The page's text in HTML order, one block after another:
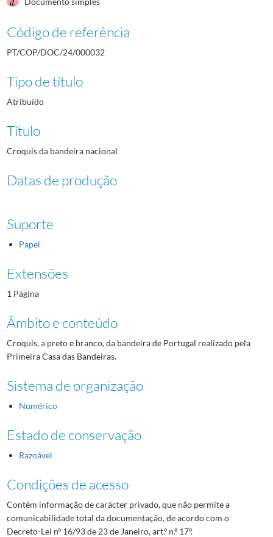
Código de referência
PT/COP/DOC/24/000032
Tipo de título
Atribuído
Título
Croquis da bandeira nacional
Datas de produção
Suporte
Papel
Extensões
1 Página
Âmbito e conteúdo
Croquis, a preto e branco, da bandeira de Portugal realizado pela
Primeira Casa das Bandeiras.
Sistema de organização
Numérico
Estado de conservação
Razoável
Condições de acesso
Contém informação de carácter privado, que não permite a
comunicabilidade total da documentação, de acordo com o
Decreto-Lei nº 16/93 de 23 de Janeiro, art.º n.º 17º.